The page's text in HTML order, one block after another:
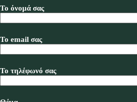
Το όνομά σας
Το email σας
Το τηλέφωνό σας